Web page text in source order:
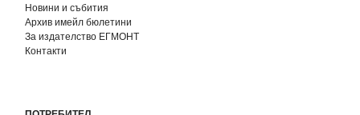
Новини и събития
Архив имейл бюлетини
За издателство ЕГМОНТ
Контакти